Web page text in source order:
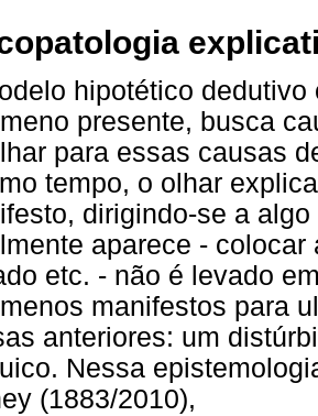
hipotético
presente, busca
para essas causas
tempo, o olhar
dirigindo-se a
aparece -
etc. - não é levado
manifestos para
anteriores: um
Nessa
(1883/2010),